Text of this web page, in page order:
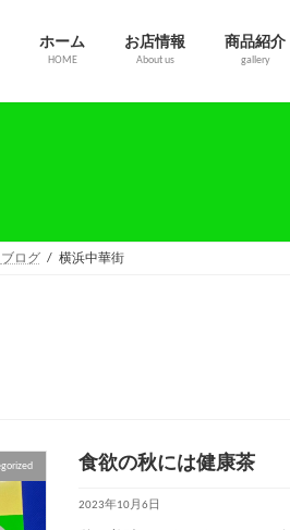
ホーム
HOME
お店情報
About us
商品紹介
gallery
ブログ 横浜中華街
食欲の秋には健康茶
2023年10月6日